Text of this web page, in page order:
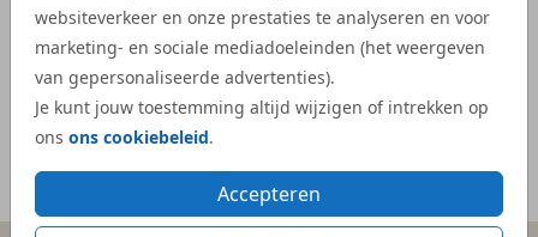
websiteverkeer en onze prestaties te analyseren en voor
marketing- en sociale mediadoeleinden (het weergeven
van gepersonaliseerde advertenties).
Je kunt jouw toestemming altijd wijzigen of intrekken op
ons ons cookiebeleid.
Accepteren
Meer reviews